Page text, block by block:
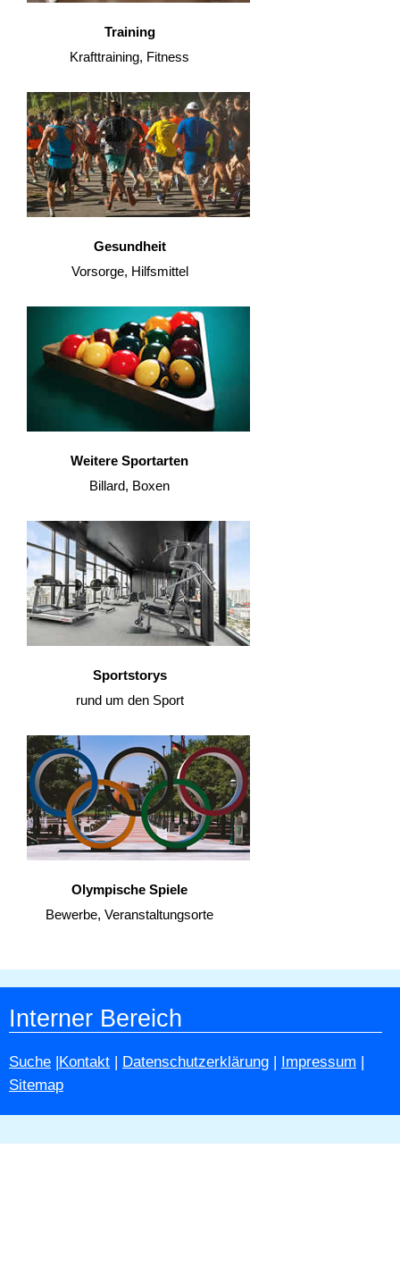
Training
Krafttraining, Fitness
Gesundheit
Vorsorge, Hilfsmittel
Weitere Sportarten
Billard, Boxen
Sportstorys
rund um den Sport
Olympische Spiele
Bewerbe, Veranstaltungsorte
Interner Bereich
Suche |Kontakt | Datenschutzerklärung | Impressum |
Sitemap